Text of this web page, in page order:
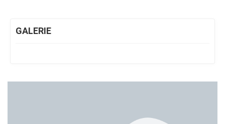
GALERIE